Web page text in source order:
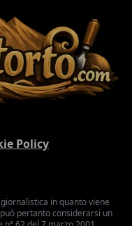
Policy
in quanto viene
pertanto considerarsi un